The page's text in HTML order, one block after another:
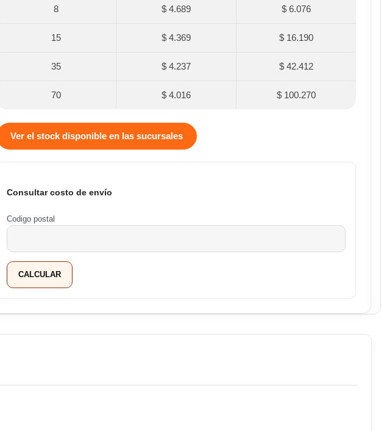
8 $ 4.689 $ 6.076
15 $ 4.369 $ 16.190
35 $ 4.237 $ 42.412
70 $ 4.016 $ 100.270
Ver el stock disponible en las sucursales
Consultar costo de envío
Codigo postal
CALCULAR